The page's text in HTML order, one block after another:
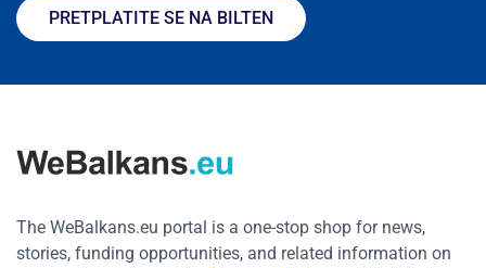
PRETPLATITE SE NA BILTEN
The WeBalkans.eu portal is a one-stop shop for news,
stories, funding opportunities, and related information on